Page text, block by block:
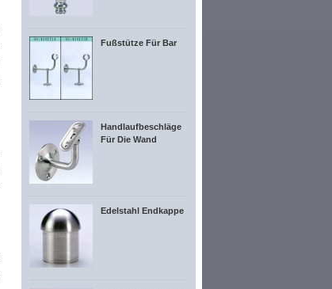
Fußstütze Für Bar
Handlaufbeschläge
Für Die Wand
Edelstahl Endkappe